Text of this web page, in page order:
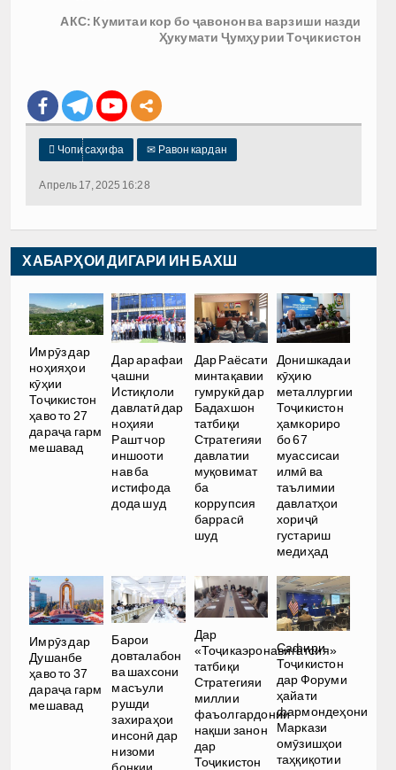
АКС: Кумитаи кор бо ҷавонон ва варзиши назди
Ҳукумати Ҷумҳурии Тоҷикистон
 Чопи саҳифа ✉ Равон кардан
Апрель 17, 2025 16:28
ХАБАРҲОИ ДИГАРИ ИН БАХШ
Имрӯз дар
ноҳияҳои
кӯҳии
Тоҷикистон
ҳаво то 27
дараҷа гарм
мешавад
Дар арафаи
ҷашни
Истиқлоли
давлатӣ дар
ноҳияи
Рашт чор
иншооти
нав ба
истифода
дода шуд
Дар Раёсати
минтақавии
гумрукӣ дар
Бадахшон
татбиқи
Стратегияи
давлатии
муқовимат
ба
коррупсия
баррасӣ
шуд
Донишкадаи
кӯҳию
металлургии
Тоҷикистон
ҳамкориро
бо 67
муассисаи
илмӣ ва
таълимии
давлатҳои
хориҷӣ
густариш
медиҳад
Имрӯз дар
Душанбе
ҳаво то 37
дараҷа гарм
мешавад
Барои
довталабон
ва шахсони
масъули
рушди
захираҳои
инсонӣ дар
низоми
Дар
«Тоҷикаэронавигатсия»
татбиқи
Стратегияи
миллии
фаъолгардонии
нақши занон
дар
Тоҷикистон
Сафири
Тоҷикистон
дар Форуми
ҳайати
фармондеҳони
Маркази
омӯзишҳои
таҳқиқотии